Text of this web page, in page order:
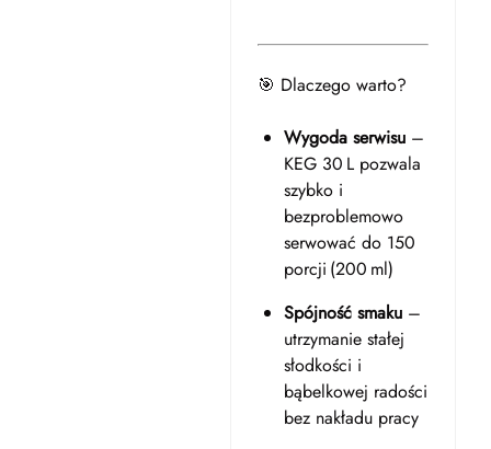
🎯 Dlaczego warto?
Wygoda serwisu–
KEG 30 L pozwala
szybko i
bezproblemowo
serwować do 150
porcji (200 ml)
Spójność smaku–
utrzymanie stałej
słodkości i
bąbelkowej radości
bez nakładu pracy